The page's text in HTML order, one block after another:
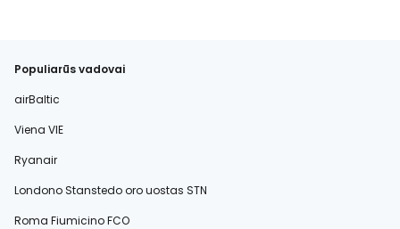
Populiarūs vadovai
airBaltic
Viena VIE
Ryanair
Londono Stanstedo oro uostas STN
Roma Fiumicino FCO